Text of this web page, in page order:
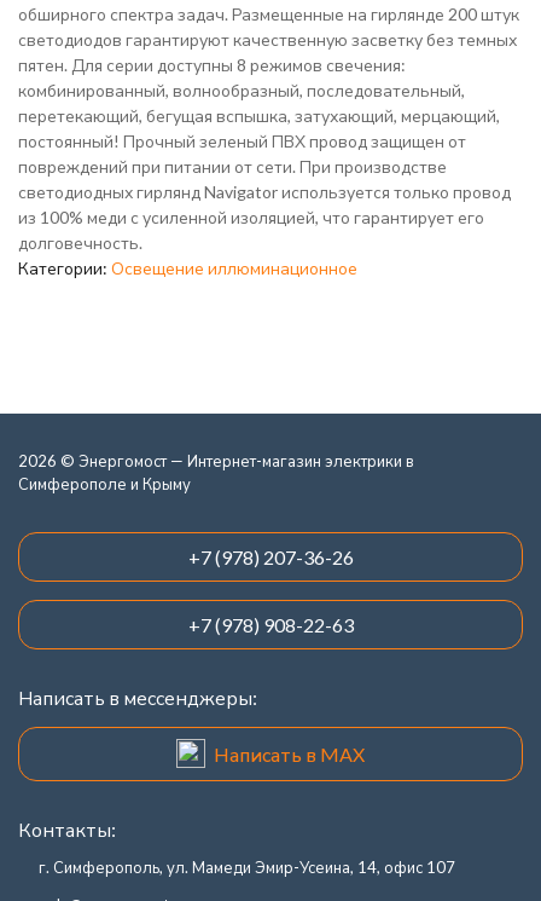
обширного спектра задач. Размещенные на гирлянде 200 штук
светодиодов гарантируют качественную засветку без темных
пятен. Для серии доступны 8 режимов свечения:
комбинированный, волнообразный, последовательный,
перетекающий, бегущая вспышка, затухающий, мерцающий,
постоянный! Прочный зеленый ПВХ провод защищен от
повреждений при питании от сети. При производстве
светодиодных гирлянд Navigator используется только провод
из 100% меди с усиленной изоляцией, что гарантирует его
долговечность.
Категории: Освещение иллюминационное
2026 © Энергомост — Интернет-магазин электрики в
Симферополе и Крыму
+7 (978) 207-36-26
+7 (978) 908-22-63
Написать в мессенджеры:
Написать в MAX
Контакты:
г. Симферополь, ул. Мамеди Эмир-Усеина, 14, офис 107